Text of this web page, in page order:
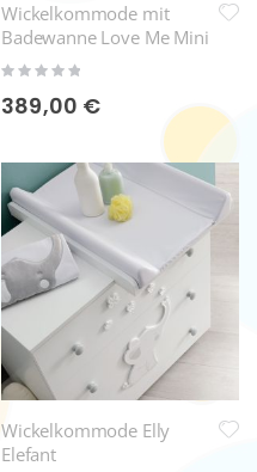
Wickelkommode mit
Badewanne Love Me Mini
Rating:
389,00 €
Wickelkommode Elly
Elefant